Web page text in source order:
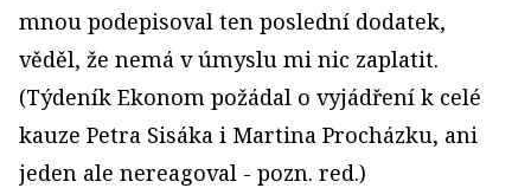
mnou podepisoval ten poslední dodatek,
věděl, že nemá v úmyslu mi nic zaplatit.
(Týdeník Ekonom požádal o vyjádření k celé
kauze Petra Sisáka i Martina Procházku, ani
jeden ale nereagoval - pozn. red.)